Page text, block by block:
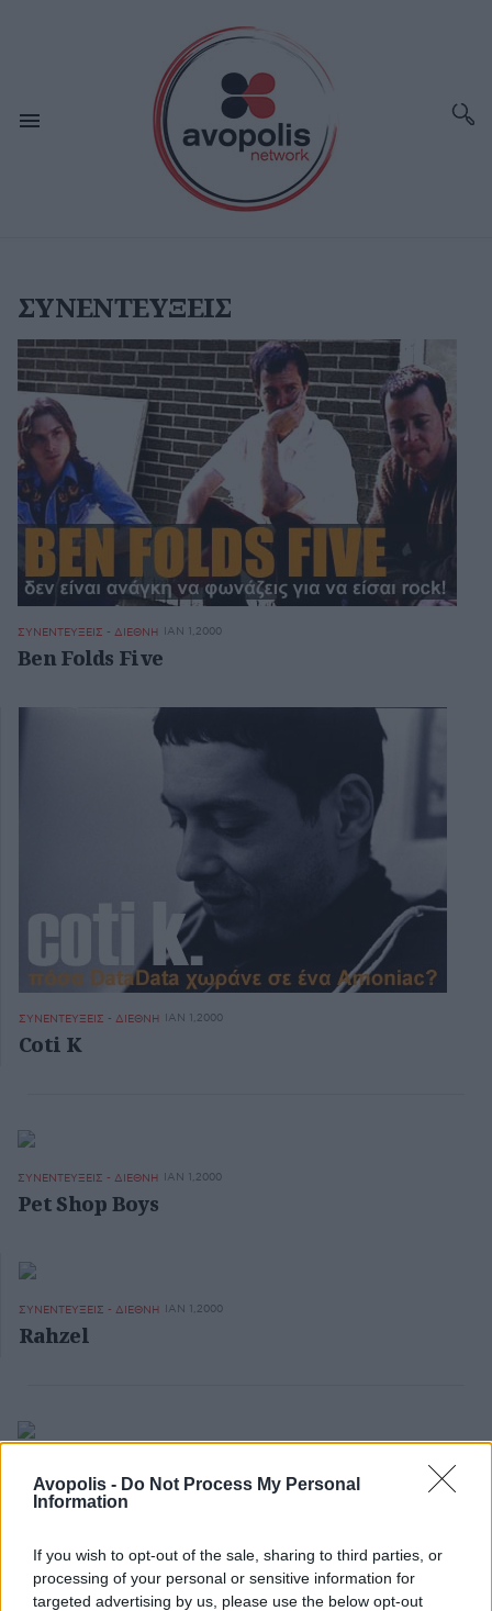
Avopolis - Do Not Process My Personal
Information
If you wish to opt-out of the sale, sharing to third parties, or
processing of your personal or sensitive information for
targeted advertising by us, please use the below opt-out
ΣΥΝΕΝΤΕΥΞΕΙΣ
ΣΥΝΕΝΤΕΥΞΕΙΣ - ΔΙΕΘΝΗ ΙΑΝ 1,2000
Ben Folds Five
ΣΥΝΕΝΤΕΥΞΕΙΣ - ΔΙΕΘΝΗ ΙΑΝ 1,2000
Coti K
ΣΥΝΕΝΤΕΥΞΕΙΣ - ΔΙΕΘΝΗ ΙΑΝ 1,2000
Pet Shop Boys
ΣΥΝΕΝΤΕΥΞΕΙΣ - ΔΙΕΘΝΗ ΙΑΝ 1,2000
Rahzel
Waits Tom
ΣΥΝΕΝΤΕΥΞΕΙΣ - ΔΙΕΘΝΗ ΝΟΕ 1,1999